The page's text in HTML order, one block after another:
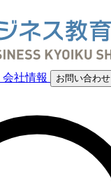
会社情報 お問い合わせ